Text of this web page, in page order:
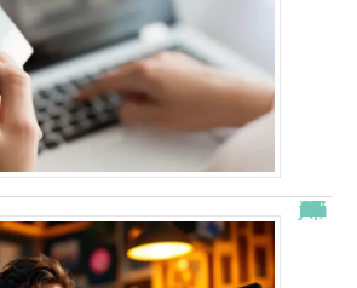
“Alexis Morel, journaliste : Qui est le fils de Apolline de Malherbe ?”